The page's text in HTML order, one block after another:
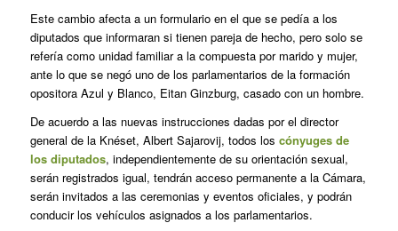
Este cambio afecta a un formulario en el que se pedía a los
diputados que informaran si tienen pareja de hecho, pero solo se
refería como unidad familiar a la compuesta por marido y mujer,
ante lo que se negó uno de los parlamentarios de la formación
opositora Azul y Blanco, Eitan Ginzburg, casado con un hombre.
De acuerdo a las nuevas instrucciones dadas por el director
general de la Knéset, Albert Sajarovij, todos los cónyuges de
los diputados, independientemente de su orientación sexual,
serán registrados igual, tendrán acceso permanente a la Cámara,
serán invitados a las ceremonias y eventos oficiales, y podrán
conducir los vehículos asignados a los parlamentarios.